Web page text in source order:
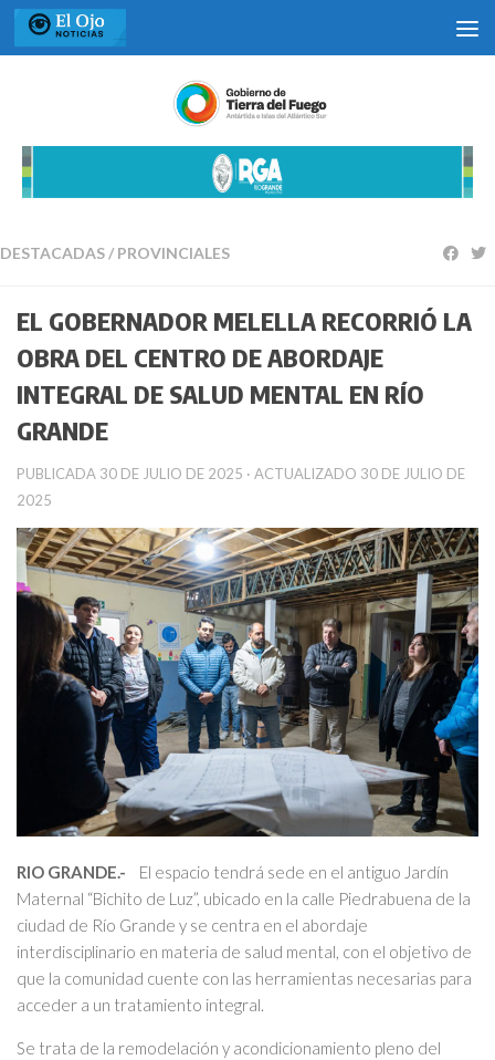
Saltar al contenido
DESTACADAS/ PROVINCIALES
EL GOBERNADOR MELELLA RECORRIÓ LA
OBRA DEL CENTRO DE ABORDAJE
INTEGRAL DE SALUD MENTAL EN RÍO
GRANDE
PUBLICADA 30 DE JULIO DE 2025 · ACTUALIZADO 30 DE JULIO DE
2025
RIO GRANDE.-
El espacio tendrá sede en el antiguo Jardín
Maternal “Bichito de Luz”, ubicado en la calle Piedrabuena de la
ciudad de Río Grande y se centra en el abordaje
interdisciplinario en materia de salud mental, con el objetivo de
que la comunidad cuente con las herramientas necesarias para
acceder a un tratamiento integral.
Se trata de la remodelación y acondicionamiento pleno del